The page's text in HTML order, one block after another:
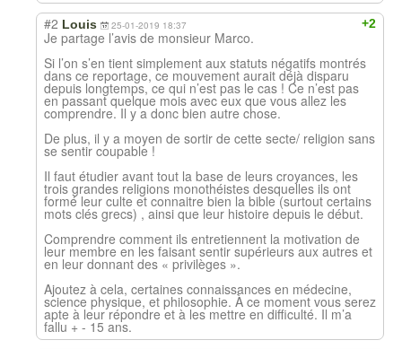
+2
#2 Louis 25-01-2019 18:37
Je partage l’avis de monsieur Marco.
Si l’on s’en tient simplement aux statuts négatifs montrés
dans ce reportage, ce mouvement aurait déjà disparu
depuis longtemps, ce qui n’est pas le cas ! Ce n’est pas
en passant quelque mois avec eux que vous allez les
comprendre. Il y a donc bien autre chose.
De plus, il y a moyen de sortir de cette secte/ religion sans
se sentir coupable !
Il faut étudier avant tout la base de leurs croyances, les
trois grandes religions monothéistes desquelles ils ont
formé leur culte et connaitre bien la bible (surtout certains
mots clés grecs) , ainsi que leur histoire depuis le début.
Comprendre comment ils entretiennent la motivation de
leur membre en les faisant sentir supérieurs aux autres et
en leur donnant des « privilèges ».
Ajoutez à cela, certaines connaissances en médecine,
science physique, et philosophie. À ce moment vous serez
apte à leur répondre et à les mettre en difficulté. Il m’a
fallu + - 15 ans.